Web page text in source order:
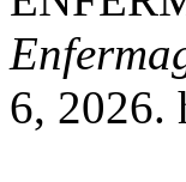
6, 2026.